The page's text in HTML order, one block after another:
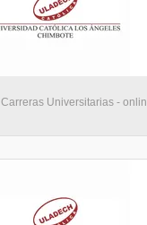
Carreras Universitarias -